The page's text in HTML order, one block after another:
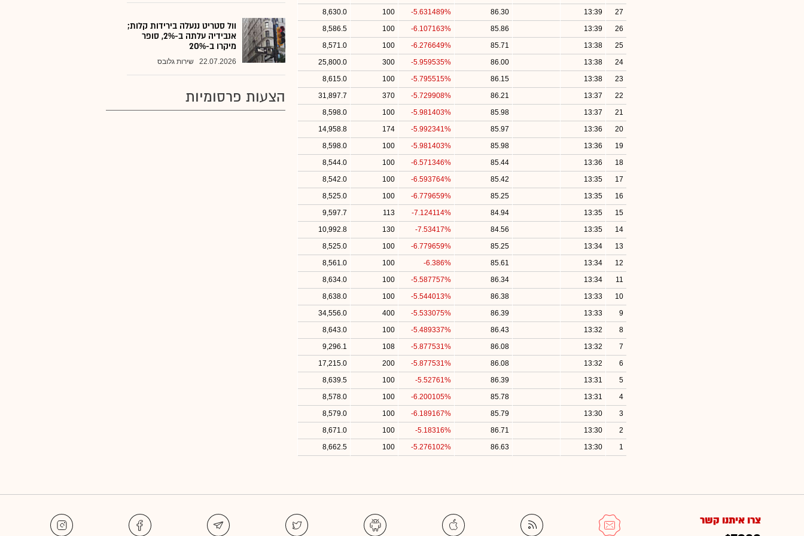
27
13:39
86.30
-5.631489%
100
8,630.0
26
13:39
85.86
-6.107163%
100
8,586.5
25
13:38
85.71
-6.276649%
100
8,571.0
24
13:38
86.00
-5.959535%
300
25,800.0
23
13:38
86.15
-5.795515%
100
8,615.0
22
13:37
86.21
-5.729908%
370
31,897.7
21
13:37
85.98
-5.981403%
100
8,598.0
20
13:36
85.97
-5.992341%
174
14,958.8
19
13:36
85.98
-5.981403%
100
8,598.0
18
13:36
85.44
-6.571346%
100
8,544.0
17
13:35
85.42
-6.593764%
100
8,542.0
16
13:35
85.25
-6.779659%
100
8,525.0
15
13:35
84.94
-7.124114%
113
9,597.7
14
13:35
84.56
-7.53417%
130
10,992.8
13
13:34
85.25
-6.779659%
100
8,525.0
12
13:34
85.61
-6.386%
100
8,561.0
11
13:34
86.34
-5.587757%
100
8,634.0
10
13:33
86.38
-5.544013%
100
8,638.0
9
13:33
86.39
-5.533075%
400
34,556.0
8
13:32
86.43
-5.489337%
100
8,643.0
7
13:32
86.08
-5.877531%
108
9,296.1
6
13:32
86.08
-5.877531%
200
17,215.0
5
13:31
86.39
-5.52761%
100
8,639.5
4
13:31
85.78
-6.200105%
100
8,578.0
3
13:30
85.79
-6.189167%
100
8,579.0
2
13:30
86.71
-5.18316%
100
8,671.0
1
13:30
86.63
-5.276102%
100
8,662.5
וול סטריט ננעלה בירידות קלות;
אנבידיה עלתה ב-2%, סופר
מיקרו ב-20%
22.07.2026 שירות גלובס
הצעות פרסומיות
צרו איתנו קשר